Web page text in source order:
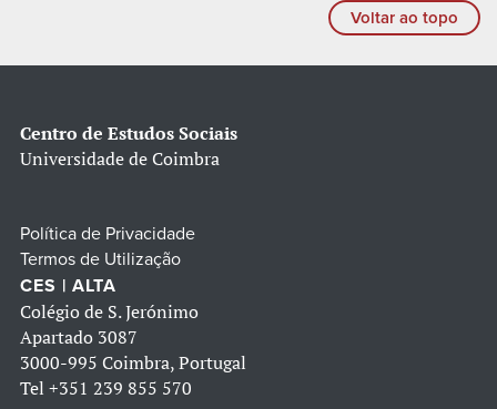
Voltar ao topo
Centro de Estudos Sociais
Universidade de Coimbra
Política de Privacidade
Termos de Utilização
CES | ALTA
Colégio de S. Jerónimo
Apartado 3087
3000-995 Coimbra, Portugal
Tel +351 239 855 570